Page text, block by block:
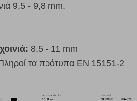
9,5 - 9,8 mm.
8,5 - 11 mm
τα πρότυπα EN 15151-2